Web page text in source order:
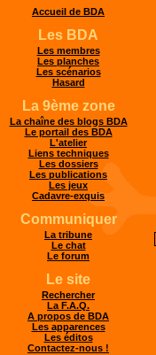
Accueil de BDA
Les BDA
Les membres
Les planches
Les scénarios
Hasard
La 9ème zone
La chaîne des blogs BDA
Le portail des BDA
L'atelier
Liens techniques
Les dossiers
Les publications
Les jeux
Cadavre-exquis
Communiquer
La tribune
Le chat
Le forum
Le site
Rechercher
La F.A.Q.
A propos de BDA
Les apparences
Les éditos
Contactez-nous !